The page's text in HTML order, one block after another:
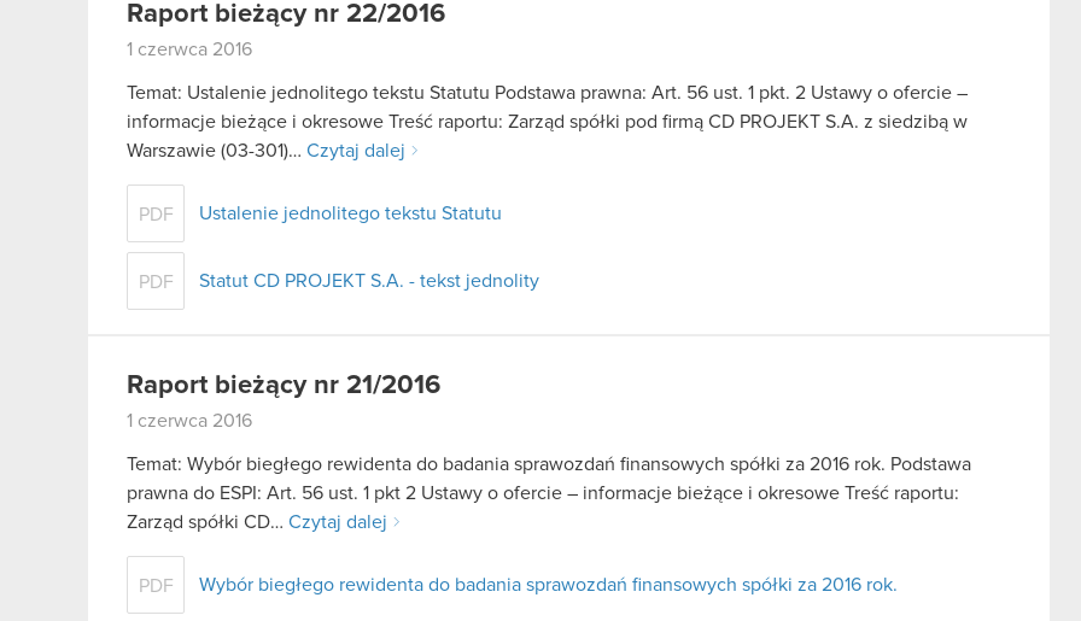
Raport bieżący nr 22/2016
1 czerwca 2016
Temat: Ustalenie jednolitego tekstu Statutu Podstawa prawna: Art. 56 ust. 1 pkt. 2 Ustawy o ofercie –
informacje bieżące i okresowe Treść raportu: Zarząd spółki pod firmą CD PROJEKT S.A. z siedzibą w
Warszawie (03-301)… Czytaj dalej
PDF Ustalenie jednolitego tekstu Statutu
PDF Statut CD PROJEKT S.A. - tekst jednolity
Raport bieżący nr 21/2016
1 czerwca 2016
Temat: Wybór biegłego rewidenta do badania sprawozdań finansowych spółki za 2016 rok. Podstawa
prawna do ESPI: Art. 56 ust. 1 pkt 2 Ustawy o ofercie – informacje bieżące i okresowe Treść raportu:
Zarząd spółki CD… Czytaj dalej
PDF Wybór biegłego rewidenta do badania sprawozdań finansowych spółki za 2016 rok.